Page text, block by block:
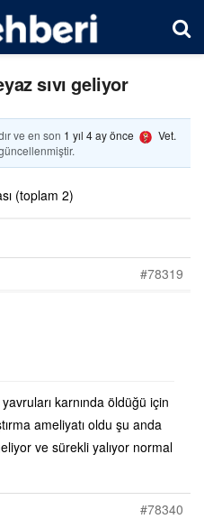
sıvı geliyor
ve en son 1 yıl 4 ay önce
Vet.
(toplam 2)
#78319
karnında öldüğü için
ameliyatı oldu şu anda
ve sürekli yalıyor normal
#78340